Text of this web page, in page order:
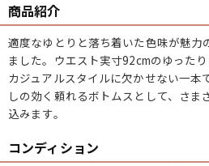
ジャケット
スウェット XS S
長袖シャツ XS S
半袖シャツ
Tシャツ
商品紹介
適度なゆとりと落ち着いた色味が魅力
ました。ウエスト実寸92cmのゆった
カジュアルスタイルに欠かせない一本
しの効く頼れるボトムスとして、さま
込みます。
コンディション